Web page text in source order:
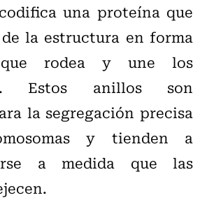
una proteína que
la estructura en forma
rodea y une los
Estos anillos son
la segregación precisa
y tienden a
a medida que las